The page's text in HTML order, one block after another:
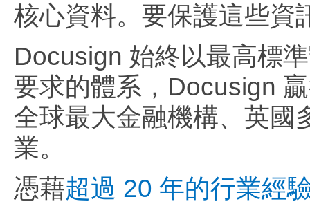
核心資料。要保護這些資
Docusign 始終以最高標
要求的體系，Docusign
全球最大金融機構、英國
業。
憑藉超過 20 年的行業經